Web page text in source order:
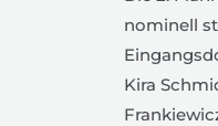
nominell
Kira